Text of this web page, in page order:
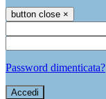
button close ×
Password dimenticata?